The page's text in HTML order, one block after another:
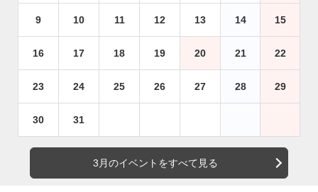
9 10 11 12 13 14 15
16 17 18 19 20 21 22
23 24 25 26 27 28 29
30 31
3月のイベントをすべて見る